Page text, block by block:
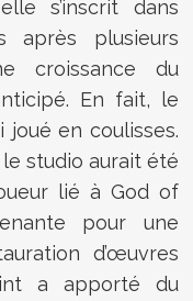
s’inscrit dans
après plusieurs
croissance du
En fait, le
joué en coulisses.
studio aurait été
lié à God of
pour une
d’œuvres
a apporté du